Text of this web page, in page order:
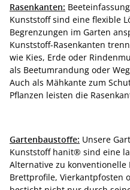
Rasenkanten:
Kunststoff sind eine flexible
Begrenzungen im Garten
Kunststoff-Rasenkanten
wie Kies, Erde oder
als Beetumrandung oder
Auch als Mähkante zum
Pflanzen leisten die
Gartenbaustoffe: Unsere
Kunststoff hanit® sind eine
Alternative zu konventionelle
Brettprofile, Vierkantpfosten